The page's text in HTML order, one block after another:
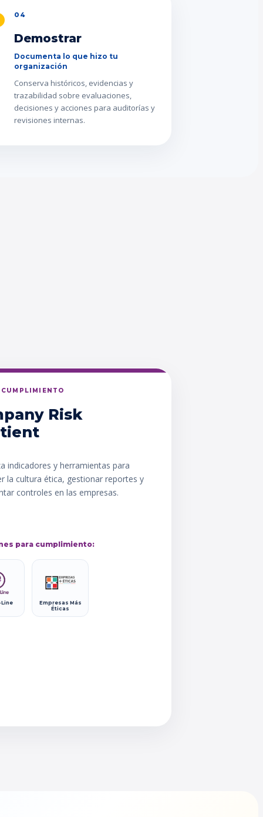
04
Demostrar
Documenta lo que hizo tu
organización
Conserva históricos, evidencias y
trazabilidad sobre evaluaciones,
decisiones y acciones para auditorías y
revisiones internas.
Risk
indicadores y herramientas para
la cultura ética, gestionar reportes y
controles en las empresas.
para cumplimiento:
Empresas Más
Éticas